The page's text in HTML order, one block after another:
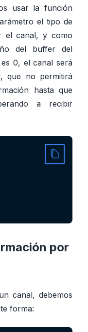
usar la función
el tipo de
el canal, y como
del buffer del
0, el canal será
que no permitirá
hasta que
a recibir
por
canal, debemos
forma: